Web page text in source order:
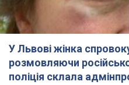
У Львові жінка
розмовляючи
поліція склала